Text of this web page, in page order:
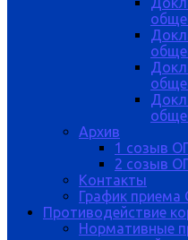
Архив
1 созыв
2 созыв
Контакты
График приема
Противодействие
Нормативные